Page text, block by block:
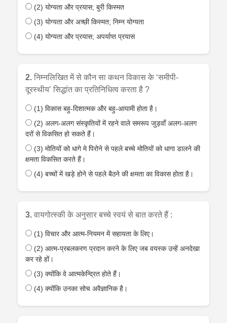
(2) योग्यता और प्रयास; बुरी किस्मत
(3) योग्यता और अच्छी किस्मत; निम्न योग्यता
(4) योग्यता और प्रयास; अपर्याप्त प्रयास
2. निम्नलिखित में से कौन सा कथन विकास के ‘समीपी-
दूरस्थीय’ सिद्धांत का प्रतिनिधित्व करता है ?
(1) विकास बहु-दिशात्मक और बहु-आयामी होता है।
(2) अलग-अलग संस्कृतियों में रहने वाले समरूप जुड़वाँ अलग-अलग
दरों से विकसित हो सकते हैं।
(3) मोतियों को धागे मे पिरोने से पहले बच्चे मोतियों को धागा डालने की
क्षमता विकसित करते हैं।
(4) बच्चों में खड़े होने से पहले बैठने की क्षमता का विकास होता है।
3. वायगोत्स्की के अनुसार बच्चे स्वयं से बात करते हैं :
(1) विचार और आत्म-नियमन में सहायता के लिए।
(2) आत्म-प्रबलकरण प्रदान करने के लिए जब वयस्क उन्हें अनदेखा
कर रहे हों।
(3) क्योंकि वे आत्मकेन्द्रित होते हैं।
(4) क्योंकि उनका सोच अवैज्ञानिक है।